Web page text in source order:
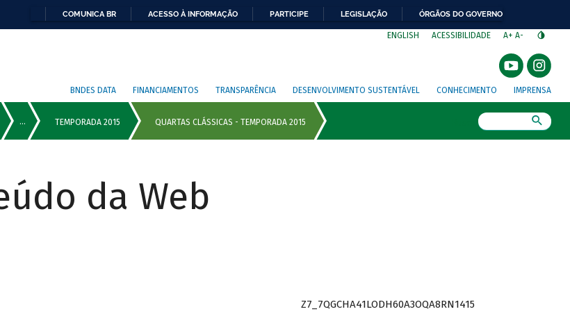
COMUNICA BR ACESSO À INFORMAÇÃO PARTICIPE LEGISLAÇÃO ÓRGÃOS DO GOVERNO
ENGLISH ACESSIBILIDADE A+ A-
BNDES DATA FINANCIAMENTOS TRANSPARÊNCIA DESENVOLVIMENTO SUSTENTÁVEL CONHECIMENTO IMPRENSA
da Web
Z7_7QGCHA41LODH60A3OQA8RN1415